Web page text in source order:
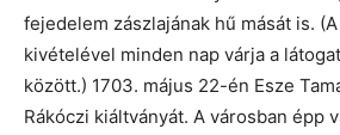
fejedelem zászlajának hű mását is.
kivételével minden nap várja a
között.) 1703. május 22-én Esze
Rákóczi kiáltványát. A városban épp